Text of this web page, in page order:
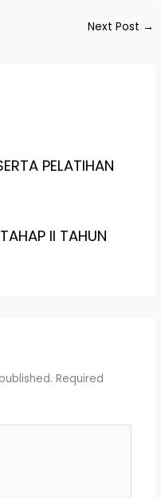
Next Post →
PELATIHAN
II TAHUN
Required